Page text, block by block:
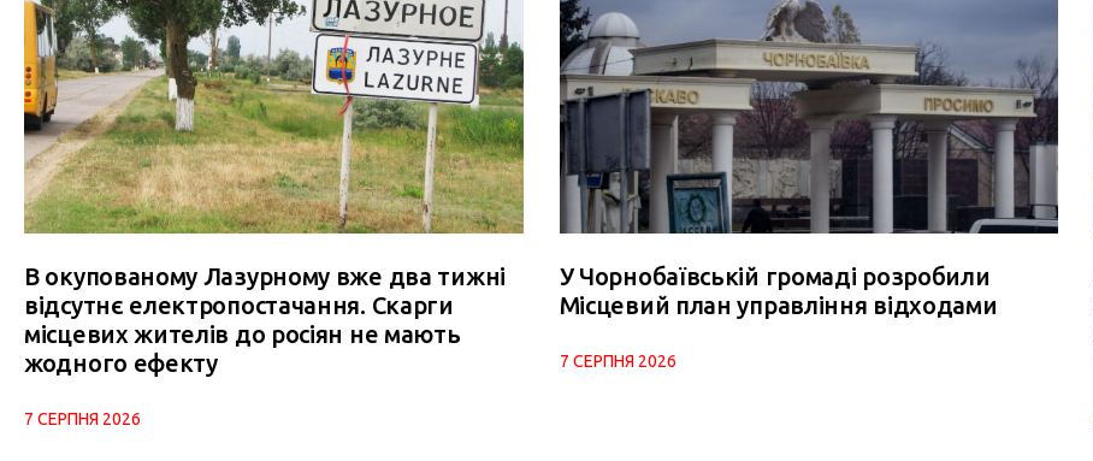
В окупованому Лазурному вже два тижні
відсутнє електропостачання. Скарги
місцевих жителів до росіян не мають
жодного ефекту
7 СЕРПНЯ 2026
У Чорнобаївській громаді розробили
Місцевий план управління відходами
7 СЕРПНЯ 2026